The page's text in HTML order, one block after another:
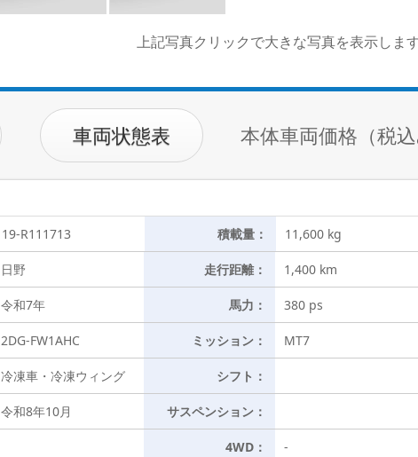
上記写真クリックで大きな写真を表示します
車両状態表 本体車両価格（税込
19-R111713 積載量： 11,600 kg
日野 走行距離： 1,400 km
令和7年 馬力： 380 ps
2DG-FW1AHC ミッション： MT7
冷凍車・冷凍ウィング シフト：
令和8年10月 サスペンション：
4WD： -